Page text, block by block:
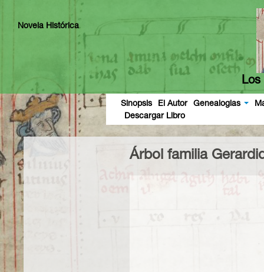
Novela Histórica
Los
Sinopsis El Autor Genealogias
Descargar Libro
Árbol familia